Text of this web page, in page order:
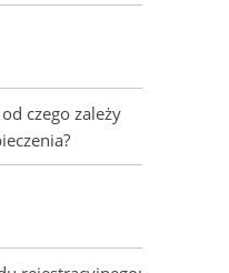
czego zależy